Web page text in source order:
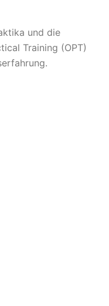
und die
Training (OPT)